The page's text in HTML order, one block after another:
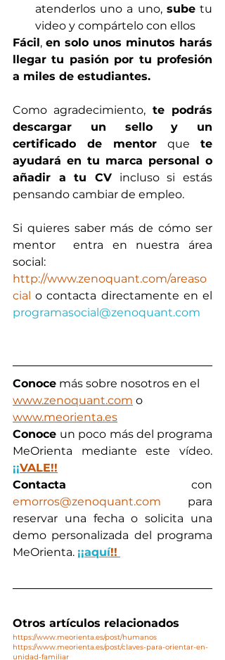
atenderlos uno a uno, sube tu
video y compártelo con ellos
Fácil, en solo unos minutos harás
llegar tu pasión por tu profesión
a miles de estudiantes.
Como agradecimiento, te podrás
descargar un sello y un
certificado de mentor que te
ayudará en tu marca personal o
añadir a tu CV incluso si estás
pensando cambiar de empleo.
Si quieres saber más de cómo ser
mentor  entra en nuestra área
http://www.zenoquant.com/areaso
cial
programasocial@zenoquant.com
Conoce más sobre nosotros en el
www.zenoquant.com o
www.meorienta.es
Conoce un poco más del programa
¡¡VALE!!
Contacta
emorros@zenoquant.com para
reservar una fecha o solicita una
demo personalizada del programa
MeOrienta. ¡¡aquí!!
Otros artículos relacionados
https://www.meorienta.es/post/humanos
https://www.meorienta.es/post/claves-para-orientar-en-
unidad-familiar